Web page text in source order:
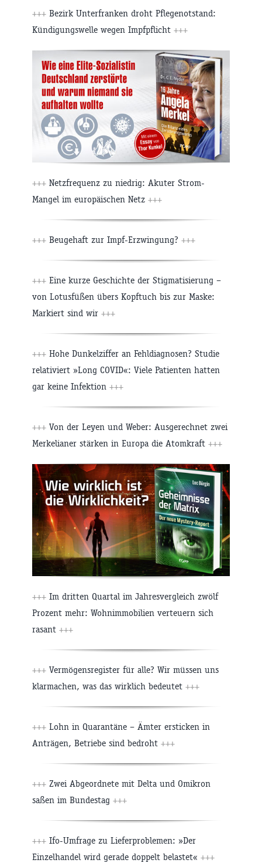
+++ Bezirk Unterfranken droht Pflegenotstand:
Kündigungswelle wegen Impfpflicht +++
+++ Netzfrequenz zu niedrig: Akuter Strom-
Mangel im europäischen Netz +++
+++ Beugehaft zur Impf-Erzwingung? +++
+++ Eine kurze Geschichte der Stigmatisierung –
von Lotusfüßen übers Kopftuch bis zur Maske:
Markiert sind wir +++
+++ Hohe Dunkelziffer an Fehldiagnosen? Studie
relativiert »Long COVID«: Viele Patienten hatten
gar keine Infektion +++
+++ Von der Leyen und Weber: Ausgerechnet zwei
Merkelianer stärken in Europa die Atomkraft +++
+++ Im dritten Quartal im Jahresvergleich zwölf
Prozent mehr: Wohnimmobilien verteuern sich
rasant +++
+++ Vermögensregister für alle? Wir müssen uns
klarmachen, was das wirklich bedeutet +++
+++ Lohn in Quarantäne – Ämter ersticken in
Anträgen, Betriebe sind bedroht +++
+++ Zwei Abgeordnete mit Delta und Omikron
saßen im Bundestag +++
+++ Ifo-Umfrage zu Lieferproblemen: »Der
Einzelhandel wird gerade doppelt belastet« +++